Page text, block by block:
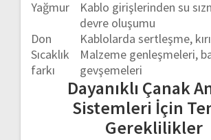
Yağmur
Kablo girişlerinden su
devre oluşumu
Don
Kablolarda sertleşme,
Sıcaklık
farkı
Malzeme genleşmeleri,
gevşemeleri
Dayanıklı Çanak
Sistemleri İçin
Gereklilikler